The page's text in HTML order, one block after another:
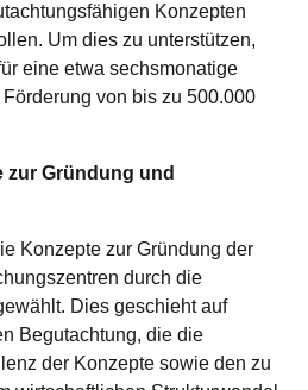
Konzepten
Um dies zu unterstützen,
eine etwa sechsmonatige
von bis zu 500.000
zur Gründung und
Konzepte zur Gründung der
durch die
Dies geschieht auf
Begutachtung, die die
der Konzepte sowie den zu